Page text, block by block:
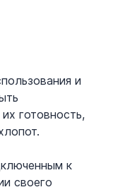
и
готовность,
к
своего